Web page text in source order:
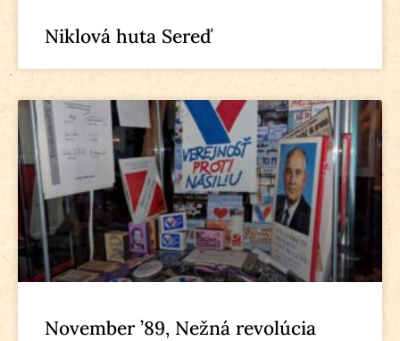
Niklová huta Sereď
November ’89, Nežná revolúcia